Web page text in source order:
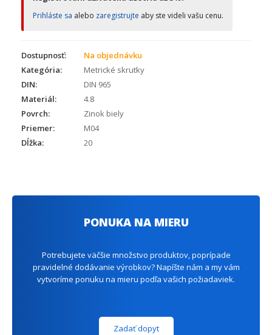
Prihláste sa alebo zaregistrujte aby ste videli vašu cenu.
Dostupnosť:
Na objednávku
Kategória:
Metrické skrutky
DIN:
DIN 965
Materiál:
4.8
Povrch:
Zinok biely
Priemer:
M04
Dĺžka:
20
PONUKA NA MIERU
Potrebujete väčšie množstvo produktov, poprípade
pravidelné dodávanie výrobkov? Napíšte nám a my vám
vytvoríme ponuku na mieru podľa vašich požiadaviek.
Zadať dopyt